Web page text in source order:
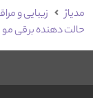
مدیاژ زیبایی و
حالت دهنده برقی مو